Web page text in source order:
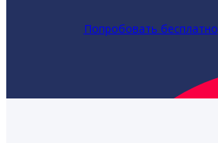
Попробовать бесплатно